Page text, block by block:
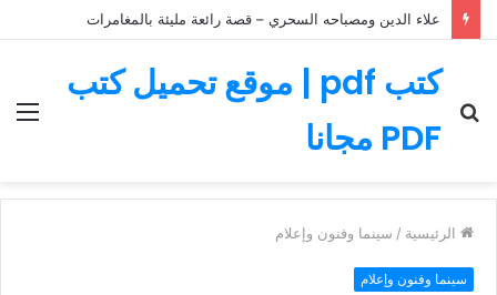
علاء الدين ومصباحه السحري – قصة رائعة مليئة بالمغامرات
كتب pdf | موقع تحميل كتب
PDF مجاناعن
الرئيسية / سينما وفنون وإعلام
سينما وفنون وإعلام